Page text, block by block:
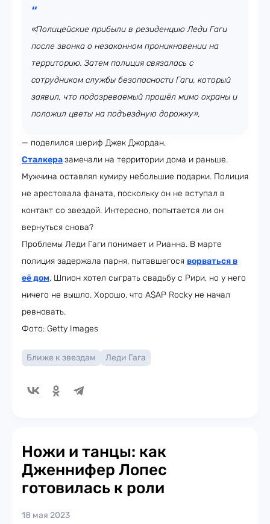
«Полицейские прибыли в резиденцию Леди Гаги
после звонка о незаконном проникновении на
территорию. Затем полиция связалась с
сотрудником службы безопасности Гаги, который
заявил, что подозреваемый прошёл мимо охраны и
положил цветы на подъездную дорожку»,
— поделился шериф Джек Джордан.
Сталкеразамечали на территории дома и раньше.
Мужчина оставлял кумиру небольшие подарки. Полиция
не арестовала фаната, поскольку он не вступал в
контакт со звездой. Интересно, попытается ли он
вернуться снова?
Проблемы Леди Гаги понимает и Рианна. В марте
полиция задержала парня, пытавшегося ворваться в
её дом. Шпион хотел сыграть свадьбу с Рири, но у него
ничего не вышло. Хорошо, что A$AP Rocky не начал
ревновать.
Фото: Getty Images
Ближе к звездам Леди Гага
Ножи и танцы: как
Дженнифер Лопес
готовилась к роли
18 мая 2023